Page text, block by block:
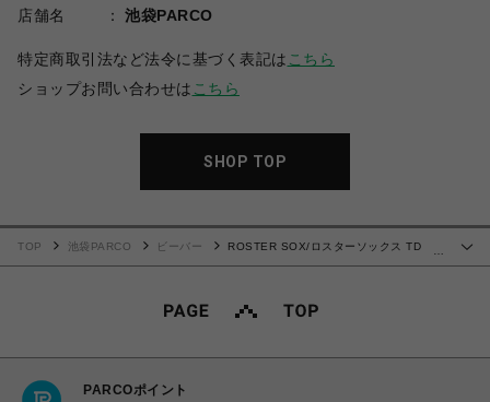
店舗名
池袋PARCO
特定商取引法など法令に基づく表記は こちら
ショップお問い合わせは こちら
SHOP TOP
TOP 池袋PARCO ビーバー
ROSTER SOX/ロスターソックス TD
PARCOポイント